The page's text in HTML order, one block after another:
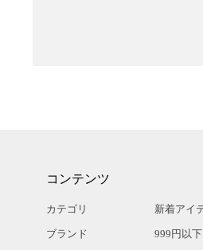
コンテンツ
カテゴリ
ブランド
新着アイ
999円以下